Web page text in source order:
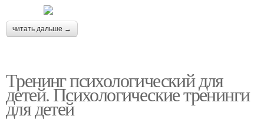
читать дальше →
Тренинг психологический для
детей. Психологические тренинги
для детей